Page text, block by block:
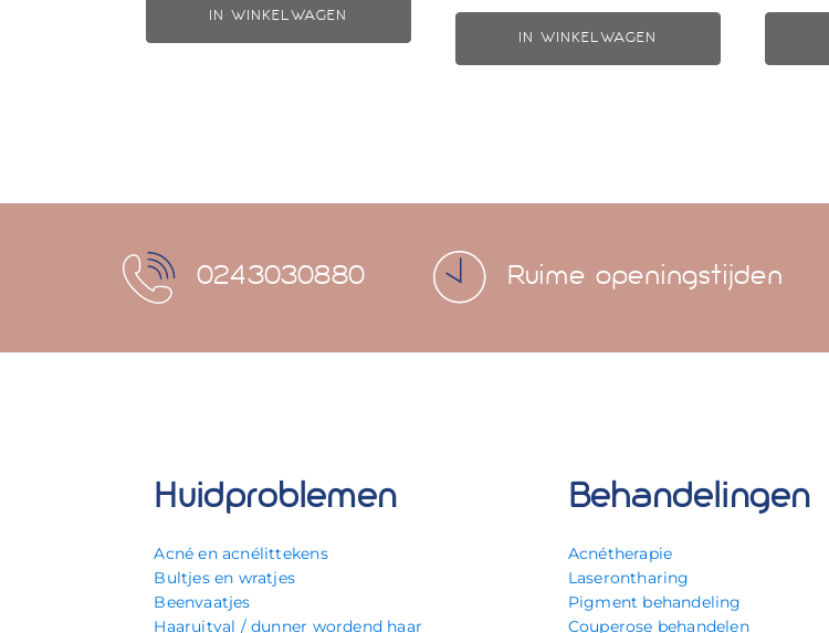
IN WINKELWAGEN
IN WINKELWAGEN
0243030880 Ruime openingstijden
Huidproblemen
Acné en acnélittekens
Bultjes en wratjes
Beenvaatjes
Haaruitval / dunner wordend haar
Behandelingen
Acnétherapie
Laserontharing
Pigment behandeling
Couperose behandelen